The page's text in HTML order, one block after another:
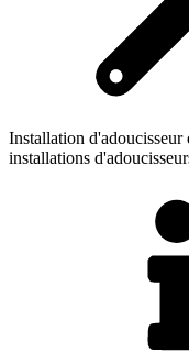
Installation d'adoucisseur
installations